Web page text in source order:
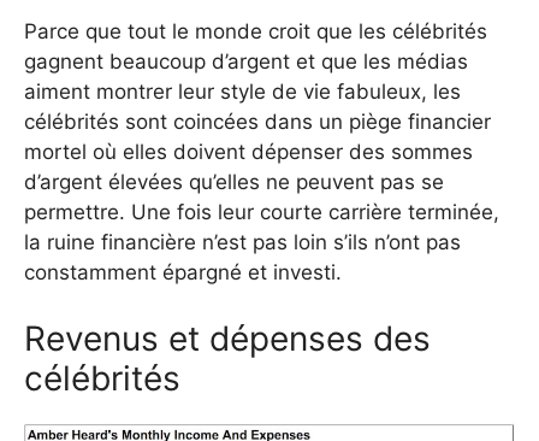
Parce que tout le monde croit que les célébrités
gagnent beaucoup d’argent et que les médias
aiment montrer leur style de vie fabuleux, les
célébrités sont coincées dans un piège financier
mortel où elles doivent dépenser des sommes
d’argent élevées qu’elles ne peuvent pas se
permettre. Une fois leur courte carrière terminée,
la ruine financière n’est pas loin s’ils n’ont pas
constamment épargné et investi.
Revenus et dépenses des
célébrités